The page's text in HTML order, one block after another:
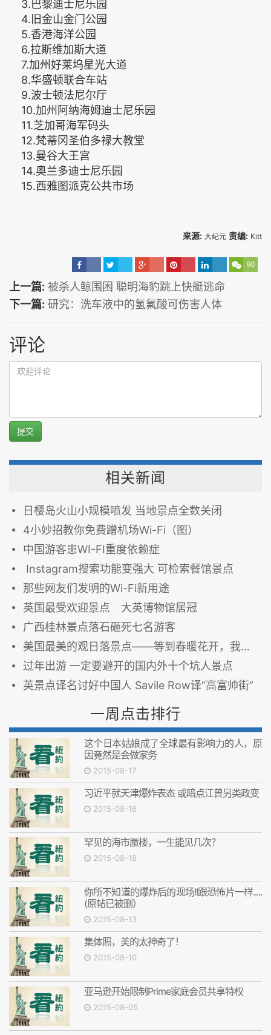
3.巴黎迪士尼乐园
4.旧金山金门公园
5.香港海洋公园
6.拉斯维加斯大道
7.加州好莱坞星光大道
8.华盛顿联合车站
9.波士顿法尼尔厅
10.加州阿纳海姆迪士尼乐园
11.芝加哥海军码头
12.梵蒂冈圣伯多禄大教堂
13.曼谷大王宫
14.奥兰多迪士尼乐园
15.西雅图派克公共市场
来源: 大纪元 责编: Kitt
90
上一篇: 被杀人鲸围困 聪明海豹跳上快艇逃命
下一篇: 研究：洗车液中的氢氟酸可伤害人体
评论
提交
相关新闻
日樱岛火山小规模喷发 当地景点全数关闭
4小妙招教你免费蹭机场Wi-Fi（图）
中国游客患WI-FI重度依赖症
Instagram搜索功能变强大 可检索餐馆景点
那些网友们发明的Wi-Fi新用途
英国最受欢迎景点 大英博物馆居冠
广西桂林景点落石砸死七名游客
美国最美的观日落景点——等到春暖花开，我们找个地方看日落吧！
过年出游 一定要避开的国内外十个坑人景点
英景点译名讨好中国人 Savile Row译“高富帅街”
一周点击排行
这个日本姑娘成了全球最有影响力的人，原
因竟然是会做家务
2015-08-17
习近平就天津爆炸表态 或暗点江曾另类政变
2015-08-16
罕见的海市蜃楼，一生能见几次？
2015-08-18
你所不知道的爆炸后的现场!!跟恐怖片一样.....
(原帖已被删）
2015-08-13
集体照，美的太神奇了！
2015-08-10
亚马逊开始限制Prime家庭会员共享特权
2015-08-05